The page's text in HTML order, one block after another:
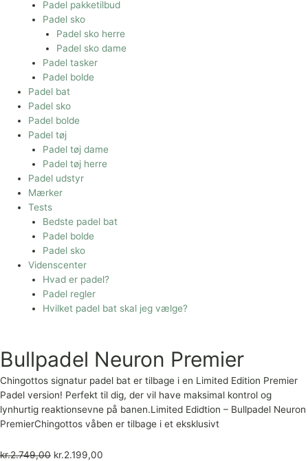
Padel pakketilbud
Padel sko
Padel sko herre
Padel sko dame
Padel tasker
Padel bolde
Padel bat
Padel sko
Padel bolde
Padel tøj
Padel tøj dame
Padel tøj herre
Padel udstyr
Mærker
Tests
Bedste padel bat
Padel bolde
Padel sko
Videnscenter
Hvad er padel?
Padel regler
Hvilket padel bat skal jeg vælge?
Bullpadel Neuron Premier
Chingottos signatur padel bat er tilbage i en Limited Edition Premier
Padel version! Perfekt til dig, der vil have maksimal kontrol og
lynhurtig reaktionsevne på banen.Limited Edidtion – Bullpadel Neuron
PremierChingottos våben er tilbage i et eksklusivt
kr.2.749,00 kr.2.199,00